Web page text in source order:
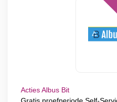
Acties Albus Bit